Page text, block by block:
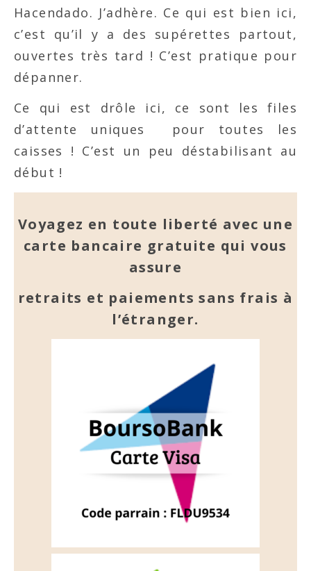
Hacendado. J’adhère. Ce qui est bien ici,
c’est qu’il y a des supérettes partout,
ouvertes très tard ! C’est pratique pour
dépanner.
Ce qui est drôle ici, ce sont les files
d’attente uniques pour toutes les
caisses ! C’est un peu déstabilisant au
début !
Voyagez en toute liberté avec une
carte bancaire gratuite qui vous
assure
retraits et paiements sans frais à
l’étranger.